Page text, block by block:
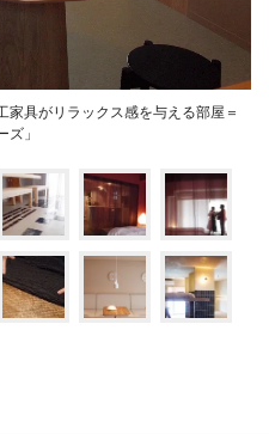
家具がリラックス感を与える部屋＝
」